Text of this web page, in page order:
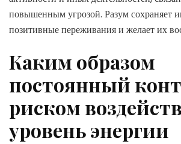
повышенным угрозой. Разум сохраняет
позитивные переживания и желает их
Каким образом
постоянный
риском
уровень энергии